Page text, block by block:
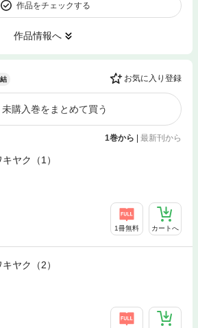
作品をチェックする
作品情報へ
お気に入り登録
未購入巻をまとめて買う
1巻から 最新刊から
ヤク（1）
1冊無料 カートへ
ヤク（2）